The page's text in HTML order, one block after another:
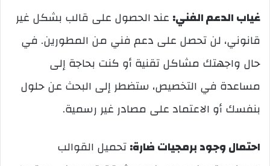
غياب الدعم الفني: عند الحصول على قالب بشكل غير
قانوني، لن تحصل على دعم فني من المطورين. في
حال واجهتك مشاكل تقنية أو كنت بحاجة إلى
مساعدة في التخصيص، ستضطر إلى البحث عن حلول
بنفسك أو الاعتماد على مصادر غير رسمية.
احتمال وجود برمجيات ضارة:تحميل القوالب